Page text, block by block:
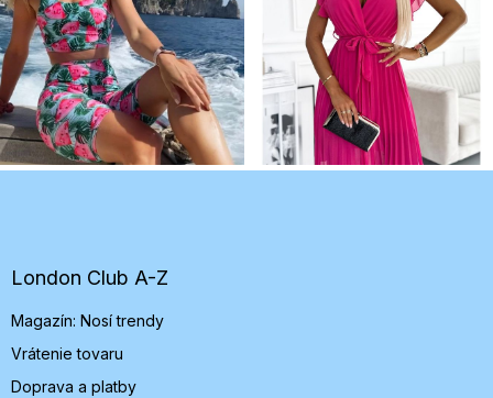
e
London Club A-Z
Magazín: Nosí trendy
Vrátenie tovaru
Doprava a platby